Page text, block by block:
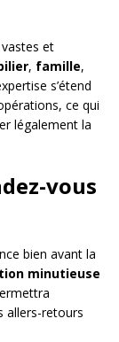
et
, famille,
s’étend
ce qui
légalement la
vous
bien avant la
minutieuse
allers-retours